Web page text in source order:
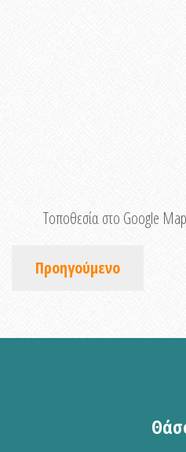
Τοποθεσία στο Google
Προηγούμενο